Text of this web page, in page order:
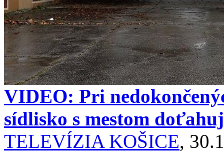
VIDEO: Pri
sídlisko s mestom
TELEVÍZIA KOŠICE,